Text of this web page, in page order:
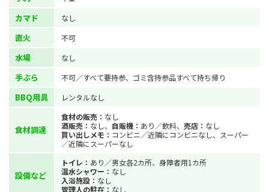
カマド なし
直火 不可
水場 なし
手ぶら 不可／すべて要持参、ゴミ含持参品すべて持ち帰り
BBQ用具 レンタルなし
食材調達
食材の販売： なし
酒販売： なし、 自販機： あり／飲料、 売店： なし
買い出しメモ： コンビニ／近隣にコンビニなし、スーパー
／近隣にスーパーなし
設備など
トイレ： あり／男女各2カ所、身障者用1カ所
温水シャワー： なし
入浴施設： なし
管理人の駐在： なし